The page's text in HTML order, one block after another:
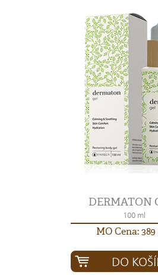
DERMATON
100 ml
MO Cena:
DO